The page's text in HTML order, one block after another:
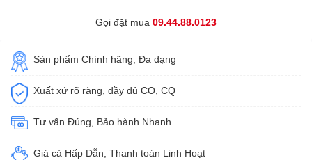
Gọi đặt mua 09.44.88.0123
Sản phẩm Chính hãng, Đa dạng
Xuất xứ rõ ràng, đầy đủ CO, CQ
Tư vấn Đúng, Bảo hành Nhanh
Giá cả Hấp Dẫn, Thanh toán Linh Hoạt